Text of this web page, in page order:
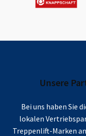
Unsere
Bei uns haben Sie
lokalen
Treppenlift-Marken